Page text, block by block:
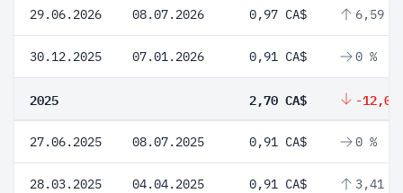
29.06.2026 08.07.2026 0,97 CA$ 6,59 %
30.12.2025 07.01.2026 0,91 CA$ 0 %
2025 2,70 CA$ -12,01
27.06.2025 08.07.2025 0,91 CA$ 0 %
28.03.2025 04.04.2025 0,91 CA$ 3,41 %